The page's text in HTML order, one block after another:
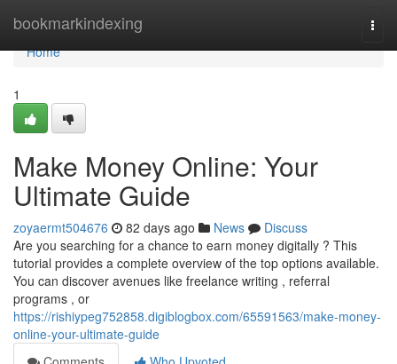
bookmarkindexing
Home
Home
1
Make Money Online: Your
Ultimate Guide
zoyaermt504676 82 days ago News
Discuss
Are you searching for a chance to earn money digitally ? This
tutorial provides a complete overview of the top options available.
You can discover avenues like freelance writing , referral
programs , or
https://rishiypeg752858.digiblogbox.com/65591563/make-money-
online-your-ultimate-guide